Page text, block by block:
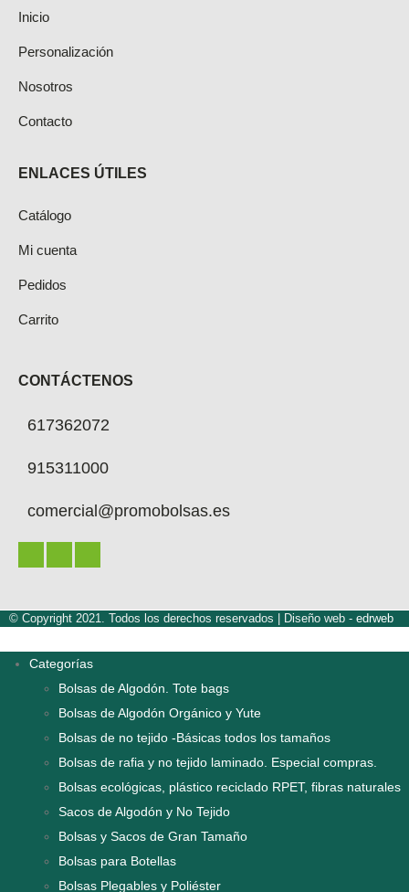
Inicio
Personalización
Nosotros
Contacto
ENLACES ÚTILES
Catálogo
Mi cuenta
Pedidos
Carrito
CONTÁCTENOS
617362072
915311000
comercial@promobolsas.es
© Copyright 2021. Todos los derechos reservados | Diseño web - edrweb
Categorías
Bolsas de Algodón. Tote bags
Bolsas de Algodón Orgánico y Yute
Bolsas de no tejido -Básicas todos los tamaños
Bolsas de rafia y no tejido laminado. Especial compras.
Bolsas ecológicas, plástico reciclado RPET, fibras naturales
Sacos de Algodón y No Tejido
Bolsas y Sacos de Gran Tamaño
Bolsas para Botellas
Bolsas Plegables y Poliéster